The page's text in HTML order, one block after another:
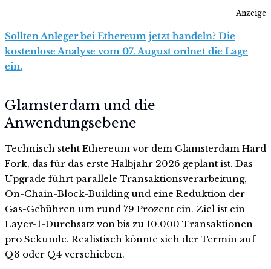
Anzeige
Sollten Anleger bei Ethereum jetzt handeln? Die
kostenlose Analyse vom 07. August ordnet die Lage
ein.
Glamsterdam und die
Anwendungsebene
Technisch steht Ethereum vor dem Glamsterdam Hard
Fork, das für das erste Halbjahr 2026 geplant ist. Das
Upgrade führt parallele Transaktionsverarbeitung,
On-Chain-Block-Building und eine Reduktion der
Gas-Gebühren um rund 79 Prozent ein. Ziel ist ein
Layer-1-Durchsatz von bis zu 10.000 Transaktionen
pro Sekunde. Realistisch könnte sich der Termin auf
Q3 oder Q4 verschieben.